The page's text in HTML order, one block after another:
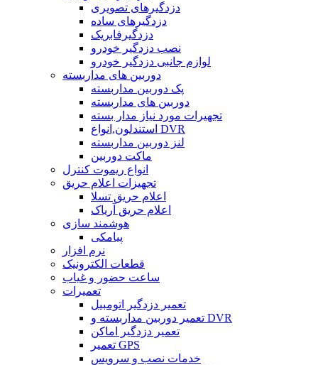
دزدگیرهای تصویری
دزدگیرهای ساده
دزدگیرفابریک
نصب دزدگیر خودرو
لوازم جانبی دزدگیر خودرو
دوربین های مداربسته
پک دوربین مداربسته
دوربین های مداربسته
تجهیرات مورد نیاز مدار بسته
استندلون,انواع DVR
لنز دوربین مداربسته
ماکت دوربین
انواع ریموت کنترل
تجهیزات اعلام حریق
اعلام حریق تسلا
اعلام حریق آریاک
هوشمند سازی
پیامکی
نرم افزار
قطعات الکترونیک
ساعت حضور و غیاب
تعمیرات
تعمیر دزدگیر اتومبیل
تعمیر دوربین مداربسته و DVR
تعمیر دزدگیر اماکن
تعمیر GPS
خدمات نصب و سرویس